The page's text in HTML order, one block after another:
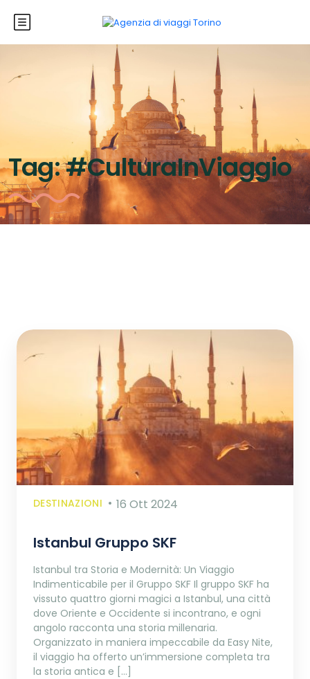
Tag:#CulturaInViaggio
DESTINAZIONI 16 Ott 2024
Istanbul Gruppo SKF
Istanbul tra Storia e Modernità: Un Viaggio
Indimenticabile per il Gruppo SKF Il gruppo SKF ha
vissuto quattro giorni magici a Istanbul, una città
dove Oriente e Occidente si incontrano, e ogni
angolo racconta una storia millenaria.
Organizzato in maniera impeccabile da Easy Nite,
il viaggio ha offerto un’immersione completa tra
la storia antica e […]